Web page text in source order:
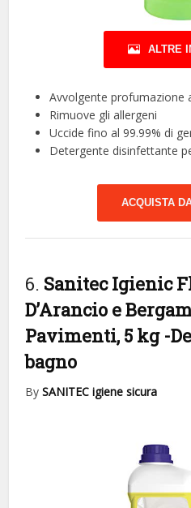
ALTRE
Avvolgente profumazione
Rimuove gli allergeni
Uccide fino al 99.99% di
Detergente disinfettante
ACQUISTA
6. Sanitec Igienic
D’Arancio e
Pavimenti, 5 kg -
bagno
BySANITEC igiene sicura